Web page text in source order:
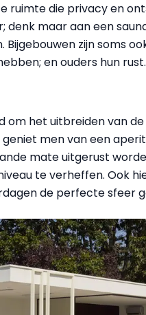
ruimte die privacy en
denk maar aan een
zijn soms
en ouders hun rust.
om het uitbreiden van
geniet men van een
mate uitgerust
te verheffen. Ook
de perfecte sfeer